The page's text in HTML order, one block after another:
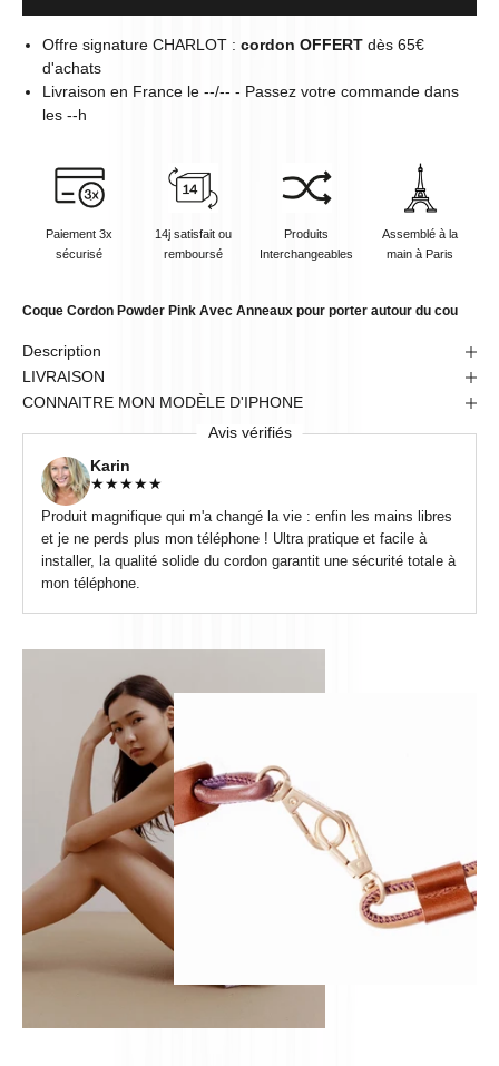
Offre signature CHARLOT : cordon OFFERT dès 65€
d'achats
Livraison en France le --/-- - Passez votre commande dans
les --h
Paiement 3x
sécurisé
14j satisfait ou
remboursé
Produits
Interchangeables
Assemblé à la
main à Paris
Coque Cordon Powder Pink Avec Anneaux pour porter autour du cou
Description
LIVRAISON
CONNAITRE MON MODÈLE D'IPHONE
Avis vérifiés
Karin
★★★★★
Produit magnifique qui m'a changé la vie : enfin les mains libres
et je ne perds plus mon téléphone ! Ultra pratique et facile à
installer, la qualité solide du cordon garantit une sécurité totale à
mon téléphone.